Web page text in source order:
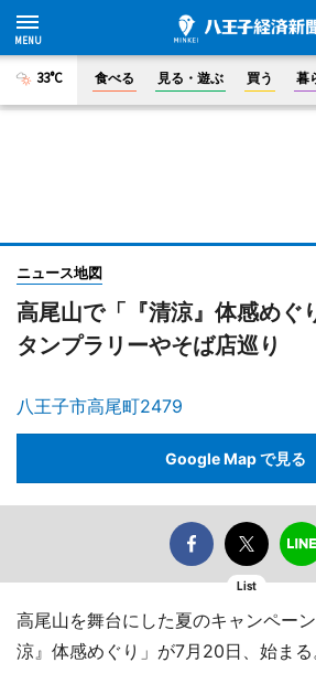
33°C 食べる 見る・遊ぶ 買う 暮
ニュース地図
高尾山で「『清涼』体感め
タンプラリーやそば店巡り
八王子市高尾町2479
Google Map で見る
List
高尾山を舞台にした夏のキャンペー
涼』体感めぐり」が7月20日、始まる